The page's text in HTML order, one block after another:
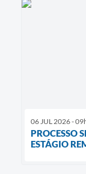
06 JUL 2026 -
PROCESSO
ESTÁGIO